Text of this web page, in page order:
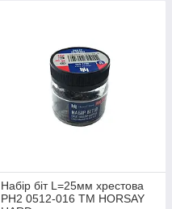
Набір біт L=25мм хрестова
PH2 0512-016 ТМ HORSAY